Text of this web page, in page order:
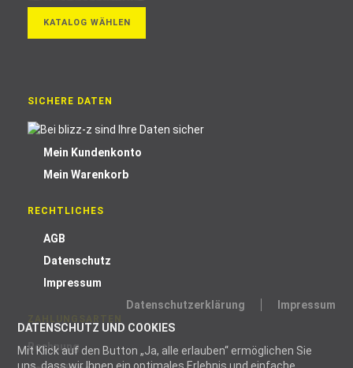
Datenschutzerklärung
Impressum
DATENSCHUTZ UND COOKIES
Mit Klick auf den Button „Ja, alle erlauben“ ermöglichen Sie
KATALOG WÄHLEN
SICHERE DATEN
Mein Kundenkonto
Mein Warenkorb
RECHTLICHES
AGB
Datenschutz
Impressum
Rechnung